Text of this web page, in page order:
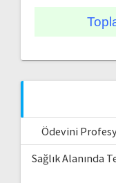
Ödevini
Sağlık Alanında